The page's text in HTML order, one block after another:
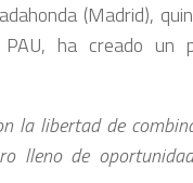
(Madrid),
ha creado un
la libertad de
lleno de